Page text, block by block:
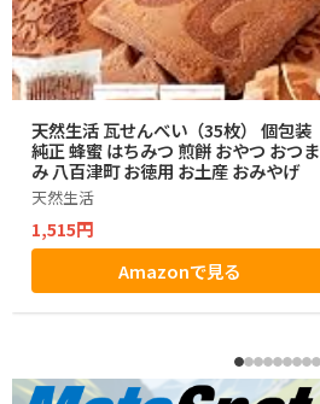
天然生活 瓦せんべい（35枚） 個包装
純正 蜂蜜 はちみつ 煎餅 おやつ おつま
み 八百津町 お徳用 お土産 おみやげ
天然生活
1,515円
Amazonで見る